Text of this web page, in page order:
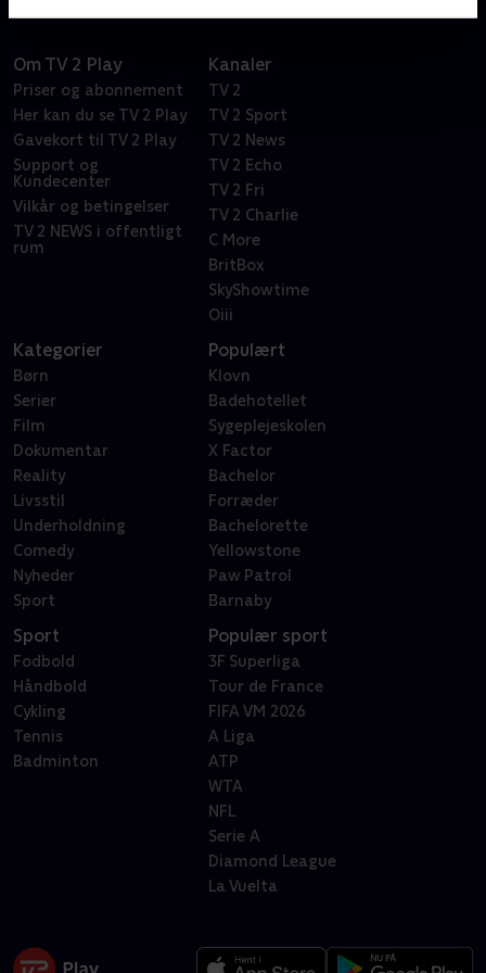
Om TV 2 Play
Priser og abonnement
Her kan du se TV 2 Play
Gavekort til TV 2 Play
Support og
Kundecenter
Vilkår og betingelser
TV 2 NEWS i offentligt
rum
Kanaler
TV 2
TV 2 Sport
TV 2 News
TV 2 Echo
TV 2 Fri
TV 2 Charlie
C More
BritBox
SkyShowtime
Oiii
Kategorier
Børn
Serier
Film
Dokumentar
Reality
Livsstil
Underholdning
Comedy
Nyheder
Sport
Populært
Klovn
Badehotellet
Sygeplejeskolen
X Factor
Bachelor
Forræder
Bachelorette
Yellowstone
Paw Patrol
Barnaby
Sport
Fodbold
Håndbold
Cykling
Tennis
Badminton
Populær sport
3F Superliga
Tour de France
FIFA VM 2026
A Liga
ATP
WTA
NFL
Serie A
Diamond League
La Vuelta